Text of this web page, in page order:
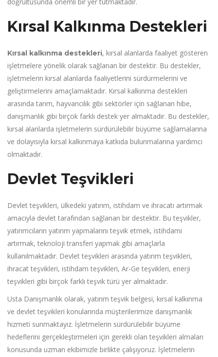
Kırsal Kalkınma Destekleri
Kırsal kalkınma destekleri, kırsal alanlarda faaliyet gösteren
işletmelere yönelik olarak sağlanan bir destektir. Bu destekler,
işletmelerin kırsal alanlarda faaliyetlerini sürdürmelerini ve
geliştirmelerini amaçlamaktadır. Kırsal kalkınma destekleri
arasında tarım, hayvancılık gibi sektörler için sağlanan hibe,
danışmanlık gibi birçok farklı destek yer almaktadır. Bu destekler,
kırsal alanlarda işletmelerin sürdürülebilir büyüme sağlamalarına
ve dolayısıyla kırsal kalkınmaya katkıda bulunmalarına yardımcı
olmaktadır.
Devlet Teşvikleri
Devlet teşvikleri, ülkedeki yatırım, istihdam ve ihracatı artırmak
amacıyla devlet tarafından sağlanan bir destektir. Bu teşvikler,
yatırımcıların yatırım yapmalarını teşvik etmek, istihdamı
artırmak, teknoloji transferi yapmak gibi amaçlarla
kullanılmaktadır. Devlet teşvikleri arasında yatırım teşvikleri,
ihracat teşvikleri, istihdam teşvikleri, Ar-Ge teşvikleri, enerji
teşvikleri gibi birçok farklı teşvik türü yer almaktadır.
Usta Danışmanlık olarak, yatırım teşvik belgesi, kırsal kalkınma
ve devlet teşvikleri konularında müşterilerimize danışmanlık
hizmeti sunmaktayız. İşletmelerin sürdürülebilir büyüme
hedeflerini gerçekleştirmeleri için gerekli olan teşvikleri almaları
konusunda uzman ekibimizle birlikte çalışıyoruz. İşletmelerin